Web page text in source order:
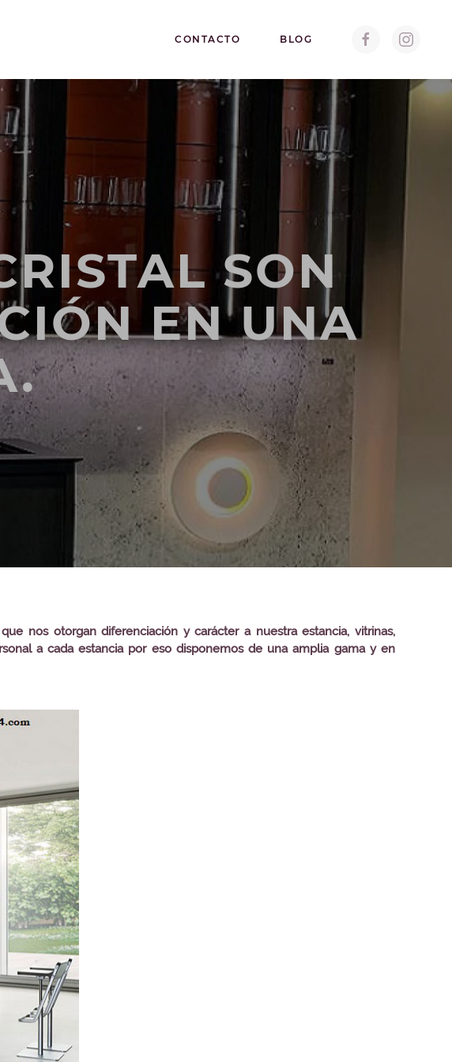
CONTACTO BLOG
SON
EN UNA
nos otorgan diferenciación y carácter a nuestra estancia, vitrinas,
a cada estancia por eso disponemos de una amplia gama y en